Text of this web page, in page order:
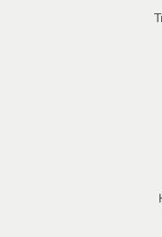
Она
Не